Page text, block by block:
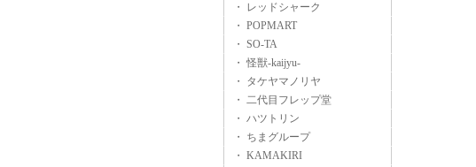
・ レッドシャーク
・ POPMART
・ SO-TA
・ 怪獣-kaijyu-
・ タケヤマノリヤ
・ 二代目フレップ堂
・ ハツトリン
・ ちまグループ
・ KAMAKIRI